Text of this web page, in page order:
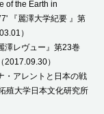
of the Earth in
『麗澤大学紀要 』第
）
澤レヴュー』第23巻
）
・アレントと日本の戦
大学日本文化研究所